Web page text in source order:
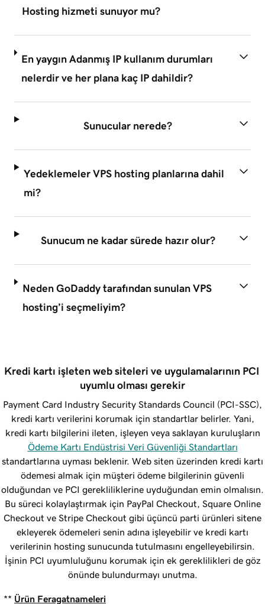
Hosting hizmeti sunuyor mu?
En yaygın Adanmış IP kullanım durumları
nelerdir ve her plana kaç IP dahildir?
Sunucular nerede?
Yedeklemeler VPS hosting planlarına dahil
mi?
Sunucum ne kadar sürede hazır olur?
Neden GoDaddy tarafından sunulan VPS
hosting’i seçmeliyim?
Kredi kartı işleten web siteleri ve uygulamalarının PCI
uyumlu olması gerekir
Payment Card Industry Security Standards Council (PCI-SSC),
kredi kartı verilerini korumak için standartlar belirler. Yani,
kredi kartı bilgilerini ileten, işleyen veya saklayan kuruluşların
Ödeme Kartı Endüstrisi Veri Güvenliği Standartları
standartlarına uyması beklenir. Web siten üzerinden kredi kartı
ödemesi almak için müşteri ödeme bilgilerinin güvenli
olduğundan ve PCI gerekliliklerine uyduğundan emin olmalısın.
Bu süreci kolaylaştırmak için PayPal Checkout, Square Online
Checkout ve Stripe Checkout gibi üçüncü parti ürünleri sitene
ekleyerek ödemeleri senin adına işleyebilir ve kredi kartı
verilerinin hosting sunucunda tutulmasını engelleyebilirsin.
İşinin PCI uyumluluğunu korumak için ek gereklilikleri de göz
önünde bulundurmayı unutma.
** Ürün Feragatnameleri